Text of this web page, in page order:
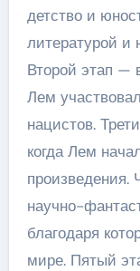
детство и
литературой и
Второй этап —
Лем
нацистов.
когда Лем
произведения.
научно-
благодаря
мире. Пятый